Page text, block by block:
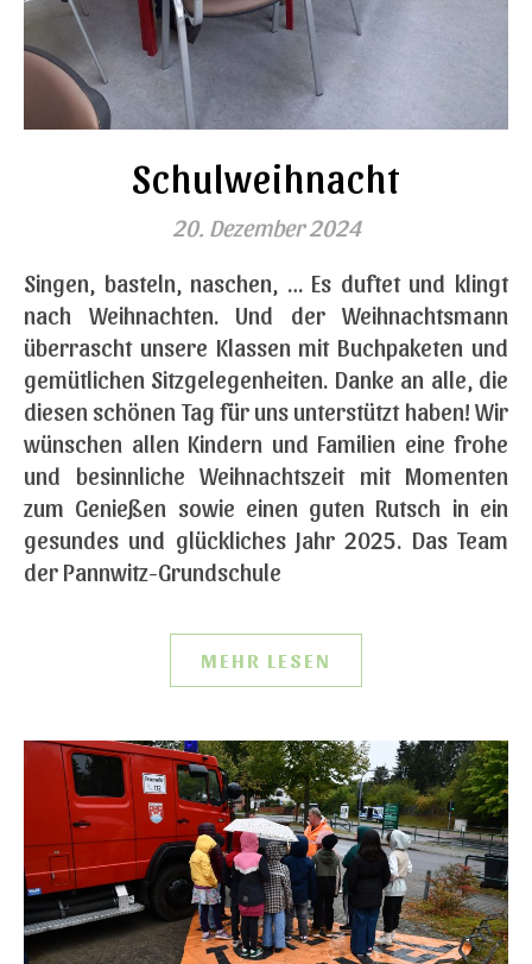
Schulweihnacht
20. Dezember 2024
Singen, basteln, naschen, … Es duftet und klingt
nach Weihnachten. Und der Weihnachtsmann
überrascht unsere Klassen mit Buchpaketen und
gemütlichen Sitzgelegenheiten. Danke an alle, die
diesen schönen Tag für uns unterstützt haben! Wir
wünschen allen Kindern und Familien eine frohe
und besinnliche Weihnachtszeit mit Momenten
zum Genießen sowie einen guten Rutsch in ein
gesundes und glückliches Jahr 2025. Das Team
der Pannwitz-Grundschule
MEHR LESEN